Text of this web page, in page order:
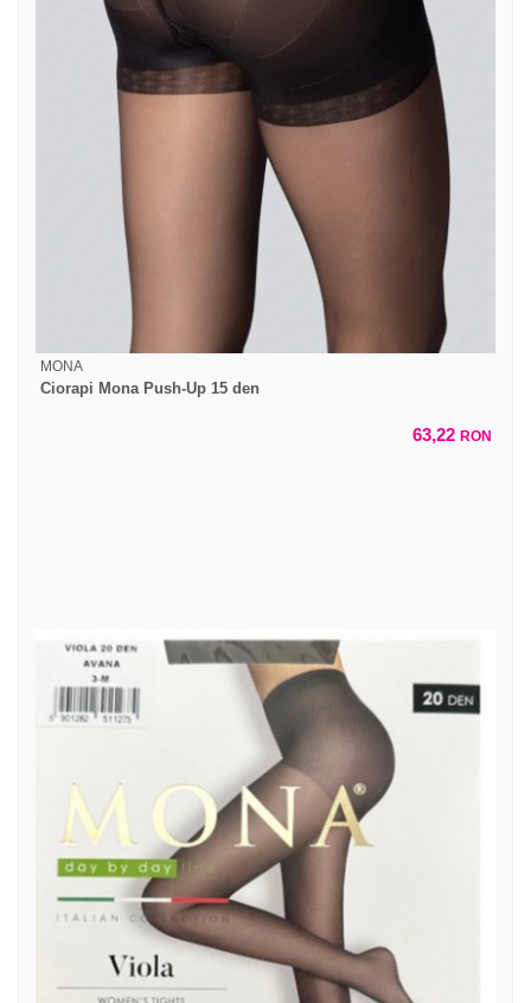
MONA
Ciorapi Mona Push-Up 15 den
63,22 RON